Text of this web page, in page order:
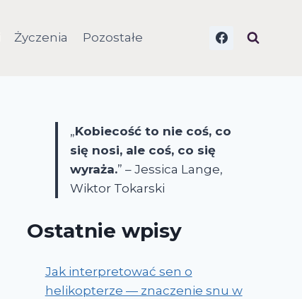
Życzenia Pozostałe
„Kobiecość to nie coś, co
się nosi, ale coś, co się
wyraża.” – Jessica Lange,
Wiktor Tokarski
Ostatnie wpisy
Jak interpretować sen o
helikopterze — znaczenie snu w